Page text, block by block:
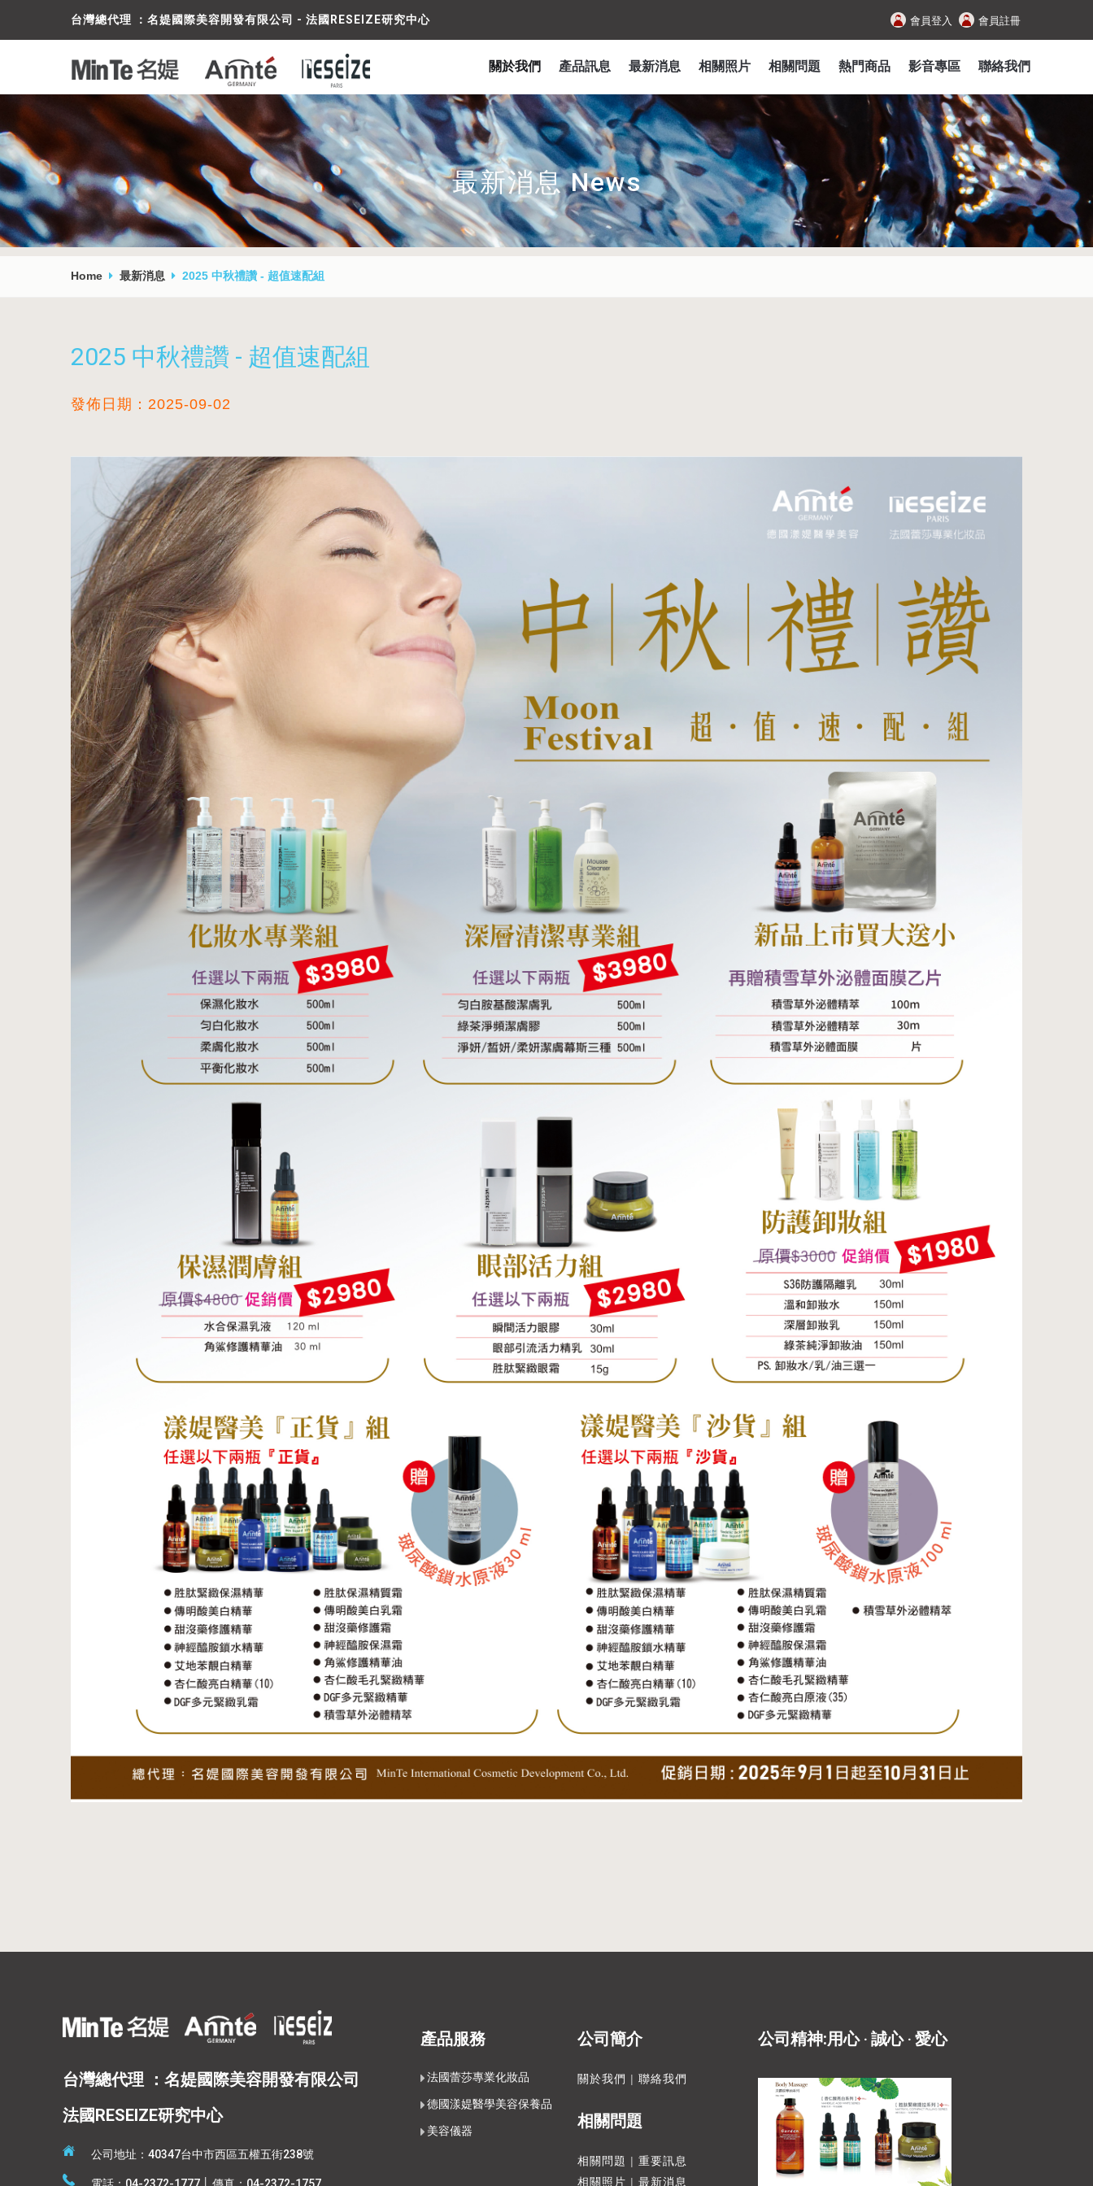
台灣總代理 ：名媞國際美容開發有限公司 - 法國RESEIZE研究中心 會員註冊
會員登入
關於我們 產品訊息 最新消息 相關照片 相關問題 熱門商品 影音專區 聯絡我們
最新消息 News
Home 最新消息 2025 中秋禮讚 - 超值速配組
2025 中秋禮讚 - 超值速配組
發佈日期：2025-09-02
台灣總代理 ：名媞國際美容開發有限公司
法國RESEIZE研究中心
公司地址：40347台中市西區五權五街238號
產品服務
法國蕾莎專業化妝品
德國漾媞醫學美容保養品
美容儀器
公司簡介
關於我們 | 聯絡我們
相關問題
相關問題 | 重要訊息
相關照片 | 最新消息
公司精神:用心 ‧ 誠心 ‧ 愛心